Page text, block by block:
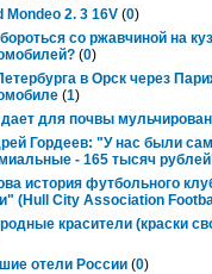
Mondeo 2. 3 16V (0)
бороться со ржавчиной на
(0)
в Орск через
(1)
для почвы
Гордеев: "У нас были
- 165 тысяч
история футбольного
(Hull City Association
красители (краски
отели России (0)